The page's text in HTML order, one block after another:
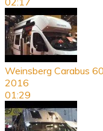
Weinsberg Carabus
2016
01:29